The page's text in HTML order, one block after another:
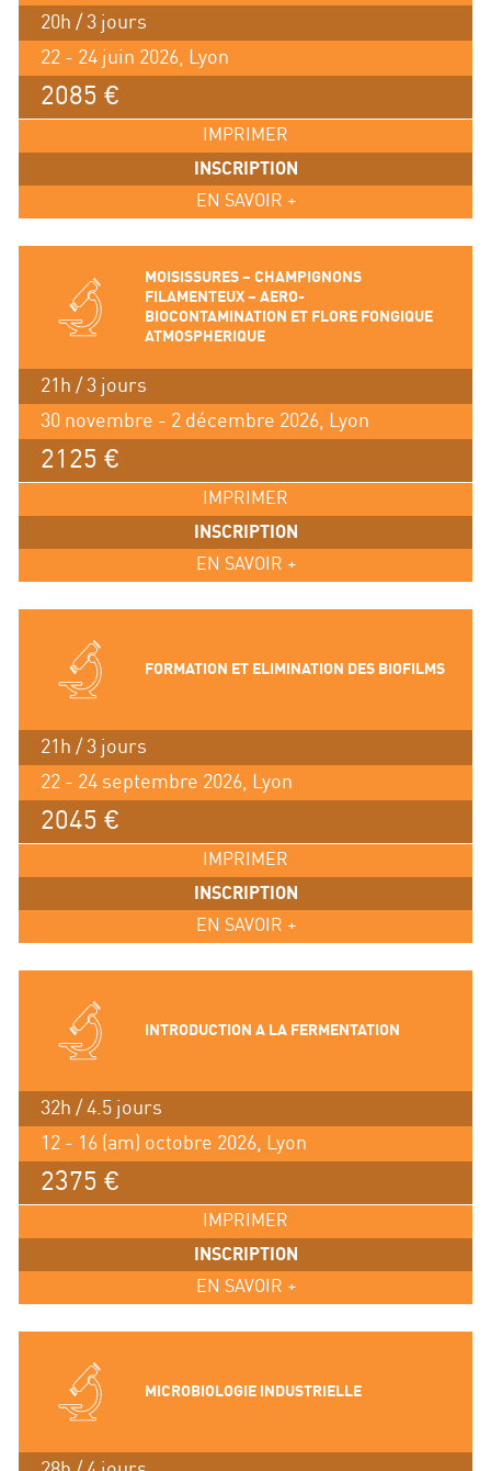
20h / 3 jours
22 - 24 juin 2026, Lyon
2085 €
IMPRIMER
INSCRIPTION
EN SAVOIR +
MOISISSURES – CHAMPIGNONS
FILAMENTEUX – AERO-
BIOCONTAMINATION ET FLORE FONGIQUE
ATMOSPHERIQUE
21h / 3 jours
30 novembre - 2 décembre 2026, Lyon
2125 €
IMPRIMER
INSCRIPTION
EN SAVOIR +
FORMATION ET ELIMINATION DES BIOFILMS
21h / 3 jours
22 - 24 septembre 2026, Lyon
2045 €
IMPRIMER
INSCRIPTION
EN SAVOIR +
INTRODUCTION A LA FERMENTATION
32h / 4.5 jours
12 - 16 (am) octobre 2026, Lyon
2375 €
IMPRIMER
INSCRIPTION
EN SAVOIR +
MICROBIOLOGIE INDUSTRIELLE